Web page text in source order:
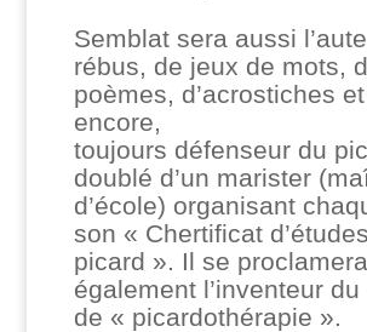
Semblat sera aussi
rébus, de jeux de mots,
poèmes, d’acrostiches
encore,
toujours défenseur du
doublé d’un marister
d’école) organisant
son « Chertificat
picard ». Il se proclamera
également l’inventeur
de « picardothérapie ».